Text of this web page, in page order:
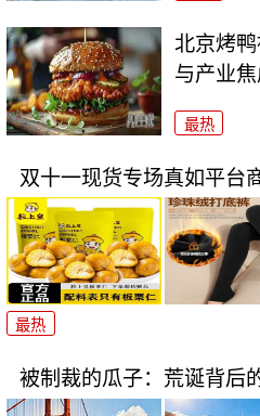
北京烤
与产业
最热
双十一现货专场真如平台
最热
被制裁的瓜子：荒诞背后